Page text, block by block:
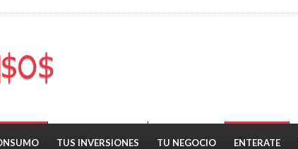
TUS INVERSIONES TU NEGOCIO ENTERATE